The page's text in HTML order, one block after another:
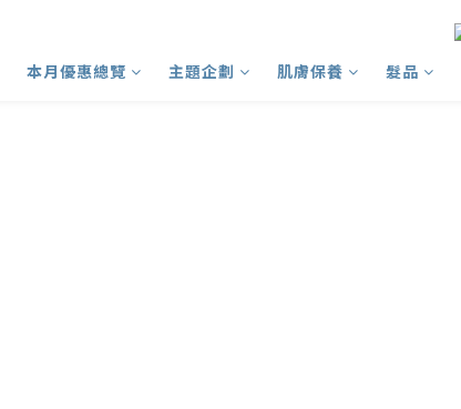
本月優惠總覽 主題企劃 肌膚保養 髮品